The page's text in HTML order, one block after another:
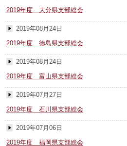
2019年度 大分県支部総会
2019年08月24日
2019年度 徳島県支部総会
2019年08月24日
2019年度 富山県支部総会
2019年07月27日
2019年度 石川県支部総会
2019年07月06日
2019年度 福岡県支部総会